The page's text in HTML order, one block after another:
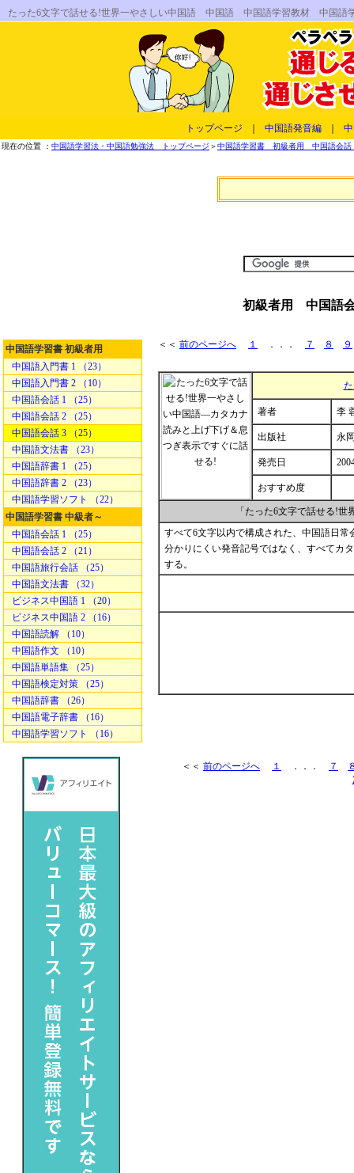
たった6文字で話せる!世界一やさしい中国語 中国語 中国語学習教材 中
トップページ 中国語発音編
現在の位置 ： 中国語学習法・中国語勉強法 トップページ ＞中国語学習書 初級者用 中国語会話
初級者用 中国語
中国語学習書 初級者用
中国語入門書 1 （23）
中国語入門書 2 （10）
中国語会話 1 （25）
中国語会話 2 （25）
中国語会話 3 （25）
中国語文法書 （23）
中国語辞書 1 （25）
中国語辞書 2 （23）
中国語学習ソフト （22）
中国語学習書 中級者～
中国語会話 1 （25）
中国語会話 2 （21）
中国語旅行会話 （25）
中国語文法書 （32）
ビジネス中国語 1 （20）
ビジネス中国語 2 （16）
中国語読解 （10）
中国語作文 （10）
中国語単語集 （25）
中国語検定対策 （25）
中国語辞書 （26）
中国語電子辞書 （16）
中国語学習ソフト （16）
＜＜ 前のページへ １ ．．． ７ ８ ９
著者 李
出版社 永
発売日
おすすめ度
「たった6文字で話せる!
すべて6文字以内で構成された、中国語日常
分かりにくい発音記号ではなく、すべてカ
する。
＜＜ 前のページへ １ ．．． ７